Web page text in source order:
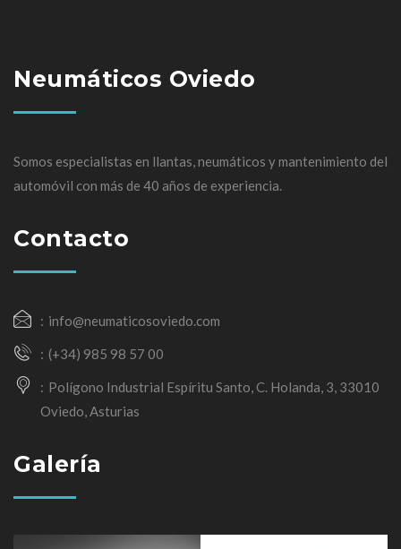
Neumáticos Oviedo
Somos especialistas en llantas, neumáticos y mantenimiento del
automóvil con más de 40 años de experiencia.
Contacto
info@neumaticosoviedo.com
(+34) 985 98 57 00
Polígono Industrial Espíritu Santo, C. Holanda, 3, 33010
Oviedo, Asturias
Galería